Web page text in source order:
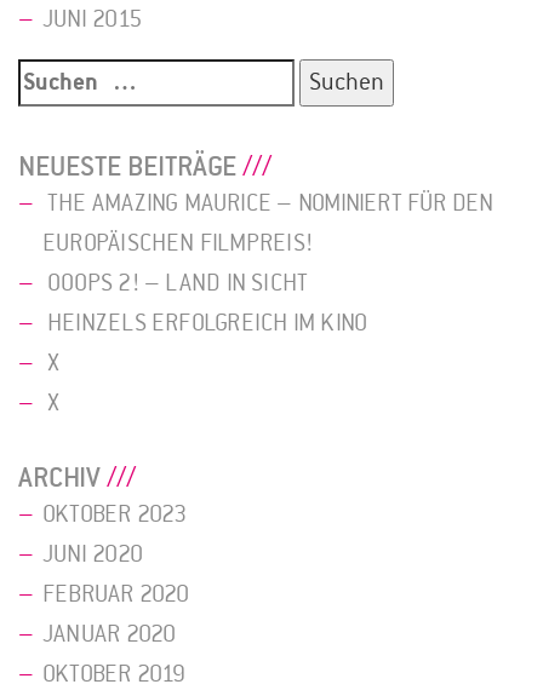
JUNI 2015
Suche
NEUESTE BEITRÄGE
THE AMAZING MAURICE – NOMINIERT FÜR DEN
EUROPÄISCHEN FILMPREIS!
OOOPS 2! – LAND IN SICHT
HEINZELS ERFOLGREICH IM KINO
X
X
ARCHIV
OKTOBER 2023
JUNI 2020
FEBRUAR 2020
JANUAR 2020
OKTOBER 2019